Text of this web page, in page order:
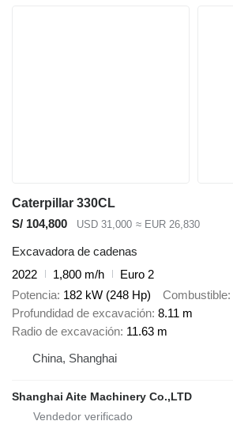
Caterpillar 330CL
S/ 104,800
USD 31,000 ≈ EUR 26,830
Excavadora de cadenas
2022
1,800 m/h
Euro 2
Potencia 182 kW (248 Hp) Combustible
Profundidad de excavación 8.11 m
Radio de excavación 11.63 m
China, Shanghai
Shanghai Aite Machinery Co.,LTD